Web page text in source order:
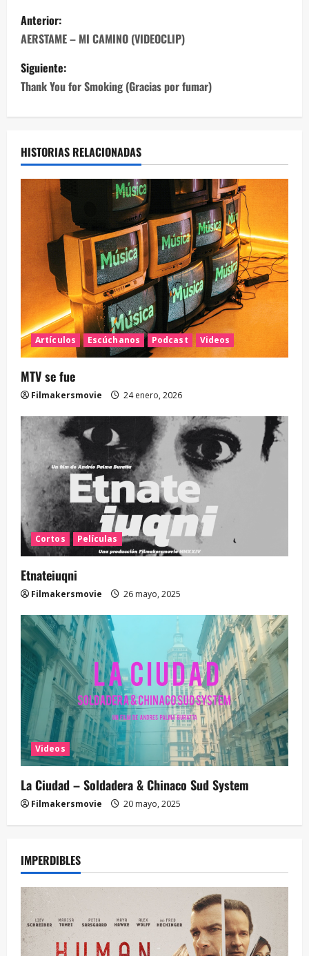
Anterior:
AERSTAME – MI CAMINO (VIDEOCLIP)
Siguiente:
Thank You for Smoking (Gracias por fumar)
HISTORIAS RELACIONADAS
Artículos Escúchanos Podcast Videos
MTV se fue
Filmakersmovie 24 enero, 2026
Cortos Películas
Etnateiuqni
Filmakersmovie 26 mayo, 2025
Videos
La Ciudad – Soldadera & Chinaco Sud System
Filmakersmovie 20 mayo, 2025
IMPERDIBLES